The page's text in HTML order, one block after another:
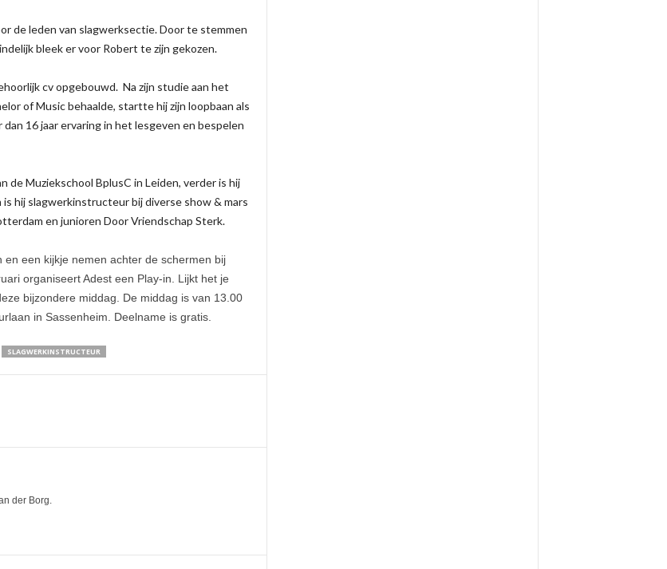
de leden van slagwerksectie. Door te stemmen
bleek er voor Robert te zijn gekozen.
cv opgebouwd. Na zijn studie aan het
of Music behaalde, startte hij zijn loopbaan als
16 jaar ervaring in het lesgeven en bespelen
Muziekschool BplusC in Leiden, verder is hij
hij slagwerkinstructeur bij diverse show & mars
en junioren Door Vriendschap Sterk.
en een kijkje nemen achter de schermen bij
organiseert Adest een Play-in. Lijkt het je
bijzondere middag. De middag is van 13.00
in Sassenheim. Deelname is gratis.
SLAGWERKINSTRUCTEUR
der Borg.